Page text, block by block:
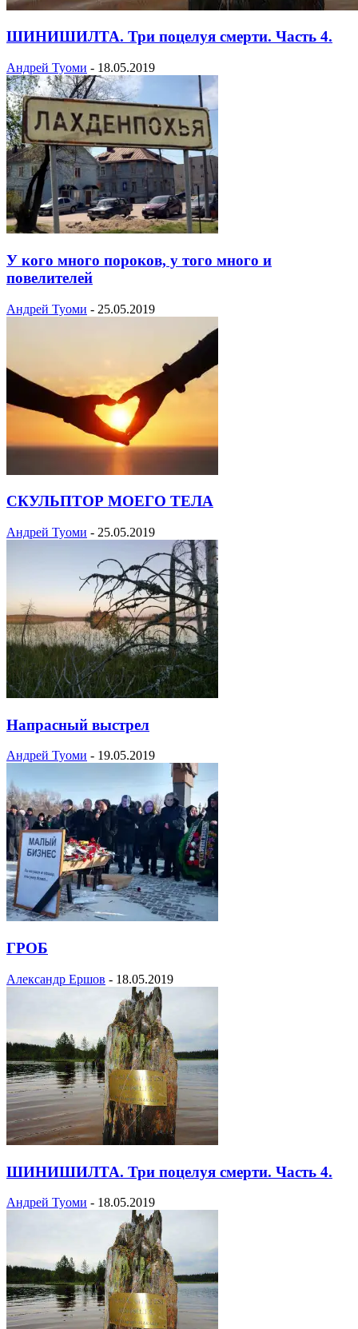
ШИНИШИЛТА. Три поцелуя смерти. Часть 4.
Андрей Туоми - 18.05.2019
У кого много пороков, у того много и
повелителей
Андрей Туоми - 25.05.2019
СКУЛЬПТОР МОЕГО ТЕЛА
Андрей Туоми - 25.05.2019
Напрасный выстрел
Андрей Туоми - 19.05.2019
ГРОБ
Александр Ершов - 18.05.2019
ШИНИШИЛТА. Три поцелуя смерти. Часть 4.
Андрей Туоми - 18.05.2019